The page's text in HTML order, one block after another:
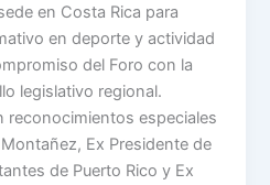
en Costa Rica para
en deporte y actividad
del Foro con la
legislativo regional.
reconocimientos especiales
Ex Presidente de
de Puerto Rico y Ex